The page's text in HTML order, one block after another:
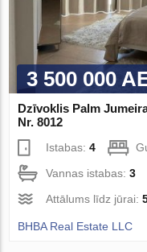
3 500 000
Dzīvoklis Palm
Nr. 8012
Istabas:4
Vannas istabas:3
Attālums līdz jūrai:
BHBA Real Estate LLC